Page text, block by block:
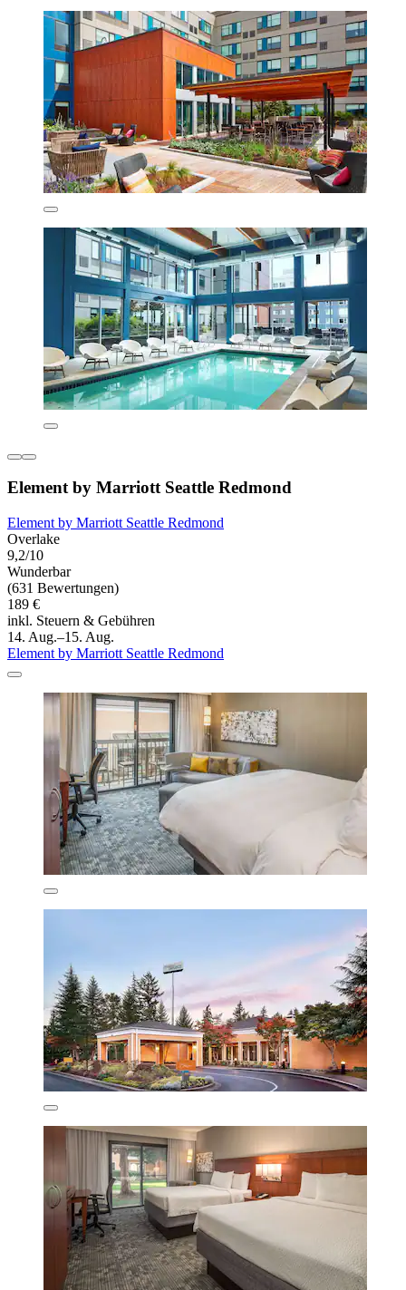
Element by Marriott Seattle Redmond
Element by Marriott Seattle Redmond
Overlake
9,2/10
Wunderbar
(631 Bewertungen)
189 €
inkl. Steuern & Gebühren
14. Aug.–15. Aug.
Element by Marriott Seattle Redmond